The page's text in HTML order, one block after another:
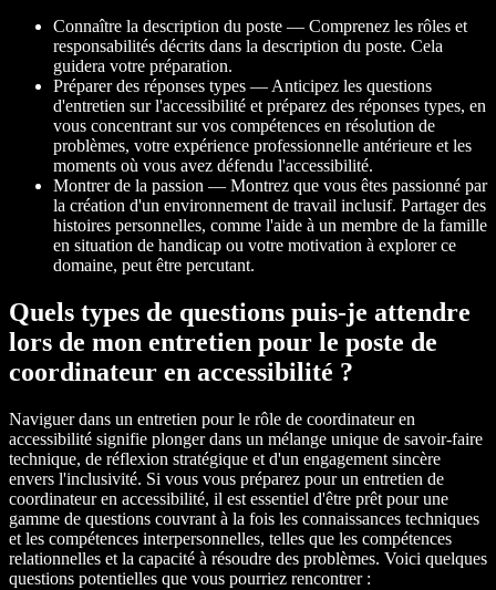
Connaître la description du poste — Comprenez les rôles et
responsabilités décrits dans la description du poste. Cela
guidera votre préparation.
Préparer des réponses types — Anticipez les questions
d'entretien sur l'accessibilité et préparez des réponses types, en
vous concentrant sur vos compétences en résolution de
problèmes, votre expérience professionnelle antérieure et les
moments où vous avez défendu l'accessibilité.
Montrer de la passion — Montrez que vous êtes passionné par
la création d'un environnement de travail inclusif. Partager des
histoires personnelles, comme l'aide à un membre de la famille
en situation de handicap ou votre motivation à explorer ce
domaine, peut être percutant.
Quels types de questions puis-je attendre
lors de mon entretien pour le poste de
coordinateur en accessibilité ?
Naviguer dans un entretien pour le rôle de coordinateur en
accessibilité signifie plonger dans un mélange unique de savoir-faire
technique, de réflexion stratégique et d'un engagement sincère
envers l'inclusivité. Si vous vous préparez pour un entretien de
coordinateur en accessibilité, il est essentiel d'être prêt pour une
gamme de questions couvrant à la fois les connaissances techniques
et les compétences interpersonnelles, telles que les compétences
relationnelles et la capacité à résoudre des problèmes. Voici quelques
questions potentielles que vous pourriez rencontrer :